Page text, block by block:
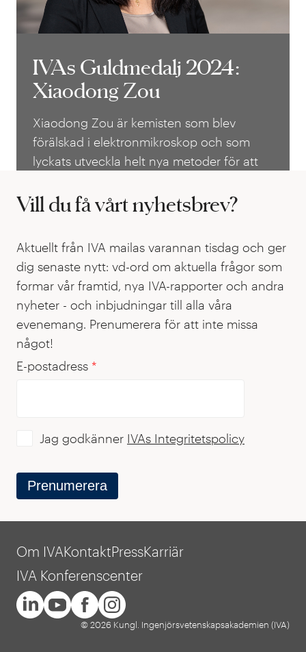
IVAs Guldmedalj 2024:
Xiaodong Zou
Xiaodong Zou är kemisten som blev
förälskad i elektronmikroskop och som
lyckats utveckla helt nya metoder för att
material.
IVAs Guldmedalj 2024:
Xiaodong Zou
Vill du få vårt nyhetsbrev?
Aktuellt från IVA mailas varannan tisdag och ger
dig senaste nytt: vd-ord om aktuella frågor som
formar vår framtid, nya IVA-rapporter och andra
nyheter - och inbjudningar till alla våra
evenemang. Prenumerera för att inte missa
något!
E-postadress *
Prenumerera
Jag godkänner IVAs Integritetspolicy
Om IVAKontaktPressKarriär
IVA Konferenscenter
© 2026 Kungl. Ingenjörsvetenskapsakademien (IVA)